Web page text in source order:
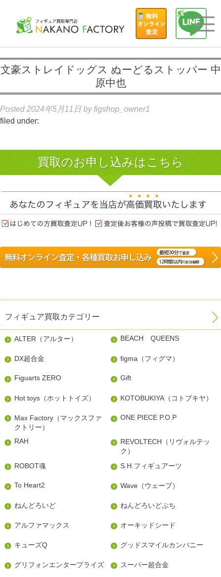
文豪ストレイドッグス ぬーどるストッパー 中
原中也
Posted 2024年5月11日 by figshop_owner1
filed under:
買取のお申し込みはこちら
フィギュア買取カテゴリー
ALTER（アルター） BEACH QUEENS
DX超合金 figma（フィグマ）
Figuarts ZERO Gift
Hot toys（ホットトイズ） KOTOBUKIYA（コトブキヤ）
Max Factory（マックスファ
クトリー）
ONE PIECE P.O.P
RAH
REVOLTECH（リヴォルテッ
ク）
ROBOT魂
S.H.フィギュアーツ
To Heart2 Wave（ウェーブ）
ねんどろいど ねんどろいどぷち
アルファマックス オーキッドシード
キューズQ グッドスマイルカンパニー
グリフォンエンタープライズ スーパー超合金